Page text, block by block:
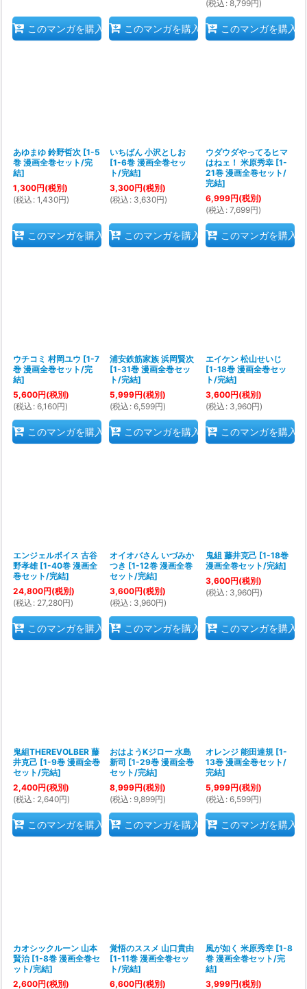
このマンガを購入 このマンガを購入
(税込 : 8,799円)
このマンガを購入
あゆまゆ 鈴野哲次 [1-5
巻 漫画全巻セット/完
結]
1,300円(税別)
(税込 : 1,430円)
このマンガを購入
いちばん 小沢としお
[1-6巻 漫画全巻セッ
ト/完結]
3,300円(税別)
(税込 : 3,630円)
このマンガを購入
ウダウダやってるヒマ
はねェ！ 米原秀幸 [1-
21巻 漫画全巻セット/
完結]
6,999円(税別)
(税込 : 7,699円)
このマンガを購入
ウチコミ 村岡ユウ [1-7
巻 漫画全巻セット/完
結]
5,600円(税別)
(税込 : 6,160円)
このマンガを購入
浦安鉄筋家族 浜岡賢次
[1-31巻 漫画全巻セッ
ト/完結]
5,999円(税別)
(税込 : 6,599円)
このマンガを購入
エイケン 松山せいじ
[1-18巻 漫画全巻セッ
ト/完結]
3,600円(税別)
(税込 : 3,960円)
このマンガを購入
エンジェルボイス 古谷
野孝雄 [1-40巻 漫画全
巻セット/完結]
24,800円(税別)
(税込 : 27,280円)
このマンガを購入
オイオバさん いづみか
つき [1-12巻 漫画全巻
セット/完結]
3,600円(税別)
(税込 : 3,960円)
このマンガを購入
鬼組 藤井克己 [1-18巻
漫画全巻セット/完結]
3,600円(税別)
(税込 : 3,960円)
このマンガを購入
鬼組THEREVOLBER 藤
井克己 [1-9巻 漫画全巻
セット/完結]
2,400円(税別)
(税込 : 2,640円)
このマンガを購入
おはようKジロー 水島
新司 [1-29巻 漫画全巻
セット/完結]
8,999円(税別)
(税込 : 9,899円)
このマンガを購入
オレンジ 能田達規 [1-
13巻 漫画全巻セット/
完結]
5,999円(税別)
(税込 : 6,599円)
このマンガを購入
カオシックルーン 山本
賢治 [1-8巻 漫画全巻セ
ット/完結]
2,600円(税別)
覚悟のススメ 山口貴由
[1-11巻 漫画全巻セッ
ト/完結]
6,600円(税別)
風が如く 米原秀幸 [1-8
巻 漫画全巻セット/完
結]
3,999円(税別)